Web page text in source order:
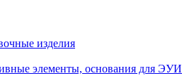
изделия
элементы, основания для ЭУИ